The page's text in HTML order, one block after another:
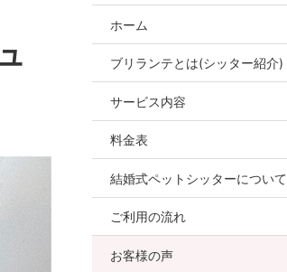
ホーム
ブリランテとは(シッター紹介)
サービス内容
料金表
結婚式ペットシッターについて
ご利用の流れ
お客様の声